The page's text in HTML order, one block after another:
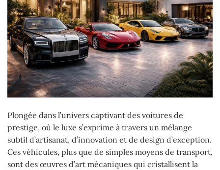
Plongée dans l’univers captivant des voitures de
prestige, où le luxe s’exprime à travers un mélange
subtil d’artisanat, d’innovation et de design d’exception.
Ces véhicules, plus que de simples moyens de transport,
sont des œuvres d’art mécaniques qui cristallisent la